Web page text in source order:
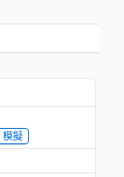
模擬